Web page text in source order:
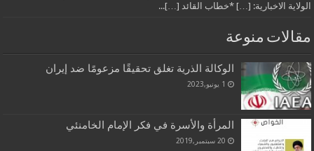
الولاية الاخبارية: […] *خطاب القائد […]...
مقالات منوعة
الوكالة الذرية تغلق تحقيقًا مزعومًا ضد إيران
1 يونيو,2023
المرأة والأسرة في فكر الإمام الخامنئي
20 سبتمبر,2019